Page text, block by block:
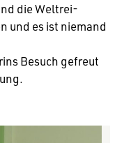
die Welt­rei­
und es ist niemand
Besuch gefreut